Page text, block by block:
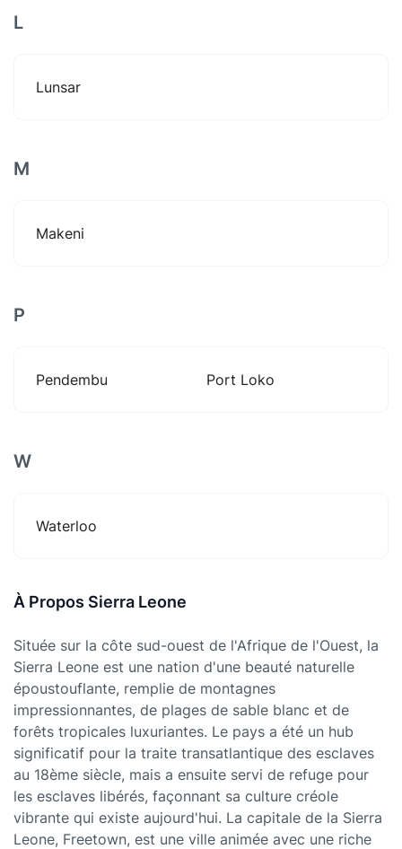
L
Lunsar
M
Makeni
P
Pendembu Port Loko
W
Waterloo
À Propos Sierra Leone
Située sur la côte sud-ouest de l'Afrique de l'Ouest, la
Sierra Leone est une nation d'une beauté naturelle
époustouflante, remplie de montagnes
impressionnantes, de plages de sable blanc et de
forêts tropicales luxuriantes. Le pays a été un hub
significatif pour la traite transatlantique des esclaves
au 18ème siècle, mais a ensuite servi de refuge pour
les esclaves libérés, façonnant sa culture créole
vibrante qui existe aujourd'hui. La capitale de la Sierra
Leone, Freetown, est une ville animée avec une riche